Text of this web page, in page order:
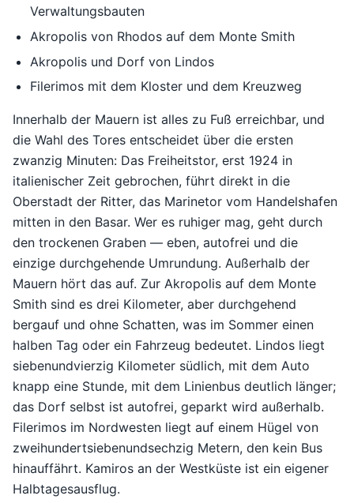
Verwaltungsbauten
Akropolis von Rhodos auf dem Monte Smith
Akropolis und Dorf von Lindos
Filerimos mit dem Kloster und dem Kreuzweg
Innerhalb der Mauern ist alles zu Fuß erreichbar, und
die Wahl des Tores entscheidet über die ersten
zwanzig Minuten: Das Freiheitstor, erst 1924 in
italienischer Zeit gebrochen, führt direkt in die
Oberstadt der Ritter, das Marinetor vom Handelshafen
mitten in den Basar. Wer es ruhiger mag, geht durch
den trockenen Graben — eben, autofrei und die
einzige durchgehende Umrundung. Außerhalb der
Mauern hört das auf. Zur Akropolis auf dem Monte
Smith sind es drei Kilometer, aber durchgehend
bergauf und ohne Schatten, was im Sommer einen
halben Tag oder ein Fahrzeug bedeutet. Lindos liegt
siebenundvierzig Kilometer südlich, mit dem Auto
knapp eine Stunde, mit dem Linienbus deutlich länger;
das Dorf selbst ist autofrei, geparkt wird außerhalb.
Filerimos im Nordwesten liegt auf einem Hügel von
zweihundertsiebenundsechzig Metern, den kein Bus
hinauffährt. Kamiros an der Westküste ist ein eigener
Halbtagesausflug.